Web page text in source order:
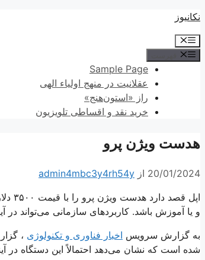
پرش
محتوا
نکانیوز
فهرست
Sample Page
عقلانیت در منهج اولیاء الهی
راز «استون‌هنج»
خرید نقد و اقساطی تلویزیون
هدست ویژن پرو
20/01/2024 از admin4mbc3y4rh54y
و یا آموزش باشد. کاربردهای سازمانی می‌تواند در
به گزارش سرویس اخبار فناوری و تکنولوژی ،
شده است که نشان می‌دهد احتمالاً این دستگاه در